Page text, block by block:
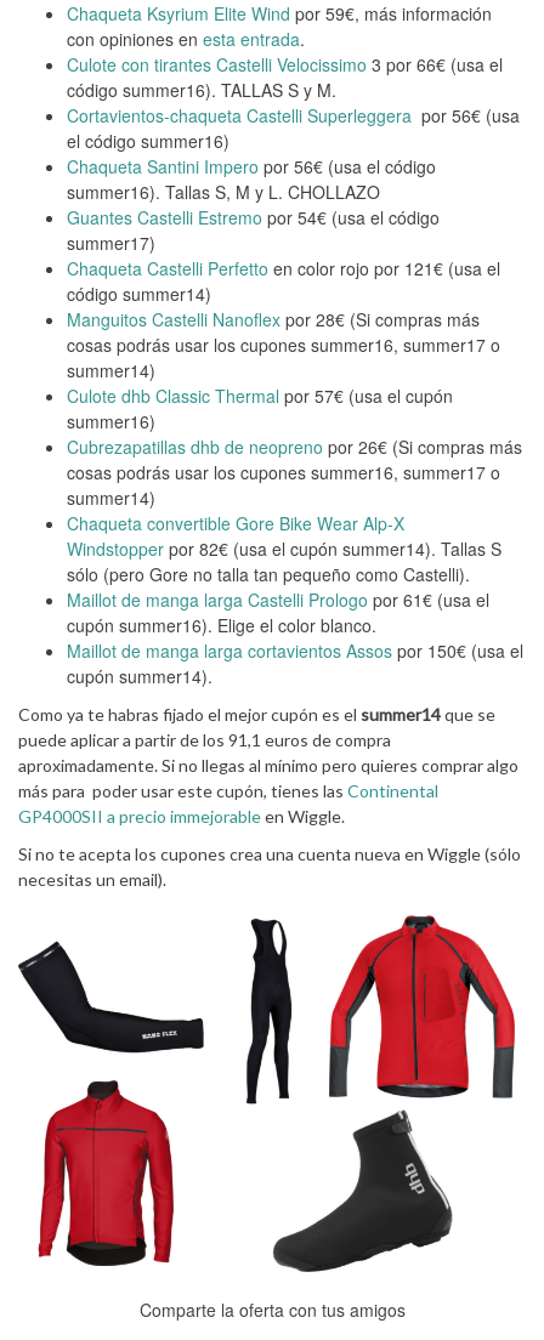
Chaqueta Ksyrium Elite Wind por 59€, más información
con opiniones en esta entrada.
Culote con tirantes Castelli Velocissimo 3 por 66€ (usa el
código summer16). TALLAS S y M.
Cortavientos-chaqueta Castelli Superleggera por 56€ (usa
el código summer16)
Chaqueta Santini Impero por 56€ (usa el código
summer16). Tallas S, M y L. CHOLLAZO
Guantes Castelli Estremo por 54€ (usa el código
summer17)
Chaqueta Castelli Perfetto en color rojo por 121€ (usa el
código summer14)
Manguitos Castelli Nanoflex por 28€ (Si compras más
cosas podrás usar los cupones summer16, summer17 o
summer14)
Culote dhb Classic Thermal por 57€ (usa el cupón
summer16)
Cubrezapatillas dhb de neopreno por 26€ (Si compras más
cosas podrás usar los cupones summer16, summer17 o
summer14)
Chaqueta convertible Gore Bike Wear Alp-X
Windstopper por 82€ (usa el cupón summer14). Tallas S
sólo (pero Gore no talla tan pequeño como Castelli).
Maillot de manga larga Castelli Prologo por 61€ (usa el
cupón summer16). Elige el color blanco.
Maillot de manga larga cortavientos Assos por 150€ (usa el
cupón summer14).
Como ya te habras fijado el mejor cupón es el summer14que se
puede aplicar a partir de los 91,1 euros de compra
aproximadamente. Si no llegas al mínimo pero quieres comprar algo
más para poder usar este cupón, tienes las Continental
GP4000SII a precio immejorableen Wiggle.
Si no te acepta los cupones crea una cuenta nueva en Wiggle (sólo
necesitas un email).
Comparte la oferta con tus amigos